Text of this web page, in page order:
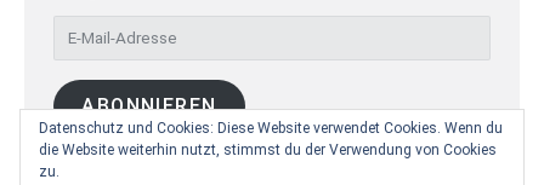
M
a
i
l
ABONNIEREN
Datenschutz und Cookies: Diese Website verwendet Cookies. Wenn du
die Website weiterhin nutzt, stimmst du der Verwendung von Cookies
zu.